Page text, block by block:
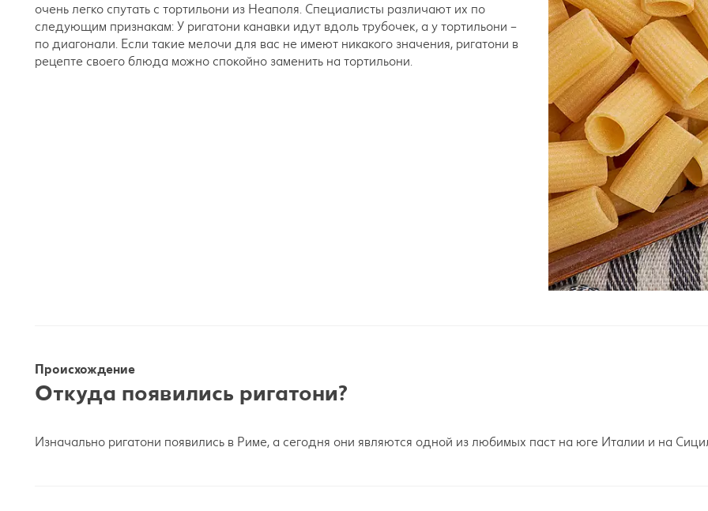
очень легко спутать с тортильони из Неаполя. Специалисты различают их по
следующим признакам: У ригатони канавки идут вдоль трубочек, а у тортильони –
по диагонали. Если такие мелочи для вас не имеют никакого значения, ригатони в
рецепте своего блюда можно спокойно заменить на тортильони.
Происхождение
Откуда появились ригатони?
Изначально ригатони появились в Риме, а сегодня они являются одной из любимых паст на юге Италии и на